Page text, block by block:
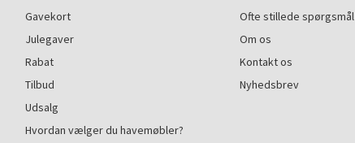
Gavekort
Julegaver
Rabat
Tilbud
Udsalg
Hvordan vælger du havemøbler?
Ofte stillede spørgsmål
Om os
Kontakt os
Nyhedsbrev